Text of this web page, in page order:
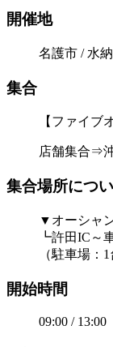
開催地
名護市 / 水
集合
【ファイブ
店舗集合⇒
集合場所につ
▼オーシャ
┗許田IC～
（駐車場：1
開始時間
09:00 / 13:00